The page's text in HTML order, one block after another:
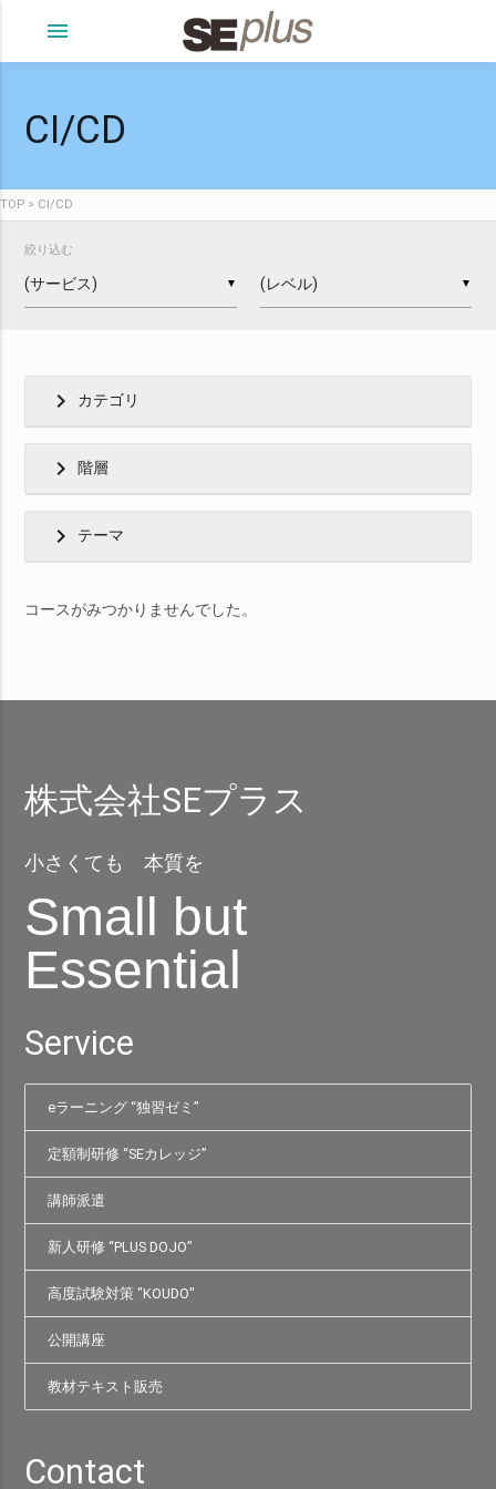
menu
CI/CD
TOP CI/CD
絞り込む
▼ ▼
chevron_right カテゴリ
chevron_right 階層
chevron_right テーマ
コースがみつかりませんでした。
株式会社SEプラス
小さくても 本質を
Small but
Essential
Service
eラーニング “独習ゼミ”
定額制研修 “SEカレッジ”
講師派遣
新人研修 “PLUS DOJO”
高度試験対策 "KOUDO"
公開講座
教材テキスト販売
Contact